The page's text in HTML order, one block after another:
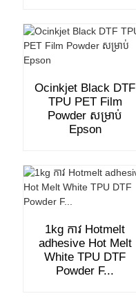
Ocinkjet Black DTF
TPU PET Film
Powder សម្រាប់
Epson
1kg កាវ Hotmelt
adhesive Hot Melt
White TPU DTF
Powder F...